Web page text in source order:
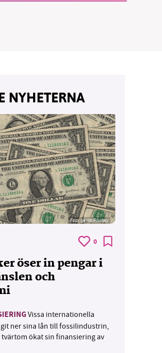
NYHETERNA
Foto:geralt/Pixabay
0
öser in pengar i
och
Vissa internationella
ner sina lån till fossilindustrin,
ökat sin finansiering av